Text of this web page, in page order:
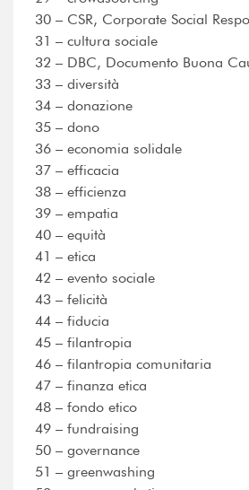
30 – CSR, Corporate Social
31 – cultura sociale
32 – DBC, Documento Buona
33 – diversità
34 – donazione
35 – dono
36 – economia solidale
37 – efficacia
38 – efficienza
39 – empatia
40 – equità
41 – etica
42 – evento sociale
43 – felicità
44 – fiducia
45 – filantropia
46 – filantropia comunitaria
47 – finanza etica
48 – fondo etico
49 – fundraising
50 – governance
51 – greenwashing